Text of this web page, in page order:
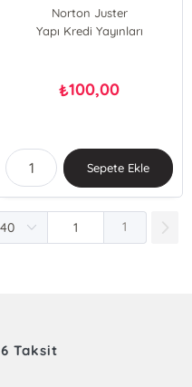
Norton Juster
Yapı Kredi Yayınları
₺100,00
Sepete Ekle
1
Taksit